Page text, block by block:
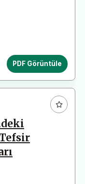
PDF Görüntüle